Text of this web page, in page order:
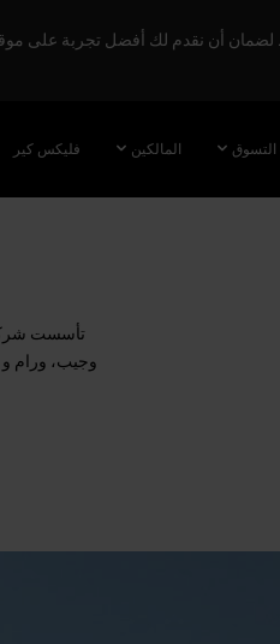
أن نقدم لك أفضل تجربة على
التسوق المالكين فليكس كير
تأسست شركة
وجيب، ورام